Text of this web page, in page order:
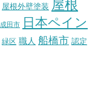
屋根外壁塗装 屋根
成田市
日本ペイン
緑区 職人 船橋市 認定